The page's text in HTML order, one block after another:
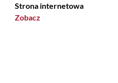
Strona internetowa
Zobacz